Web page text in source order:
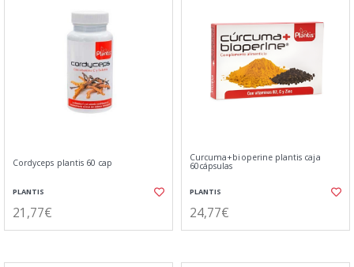
Cordyceps plantis 60 cap
PLANTIS
21,77€
Curcuma+bioperine plantis caja
60cápsulas
PLANTIS
24,77€